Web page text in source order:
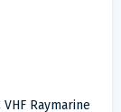
Raymarine